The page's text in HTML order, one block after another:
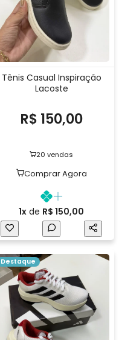
Tênis Casual Inspiração
Lacoste
R$ 150,00
20 vendas
Comprar Agora
1x de R$ 150,00
Destaque